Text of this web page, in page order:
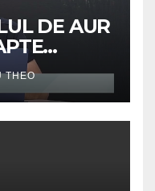
DE AUR
THEO